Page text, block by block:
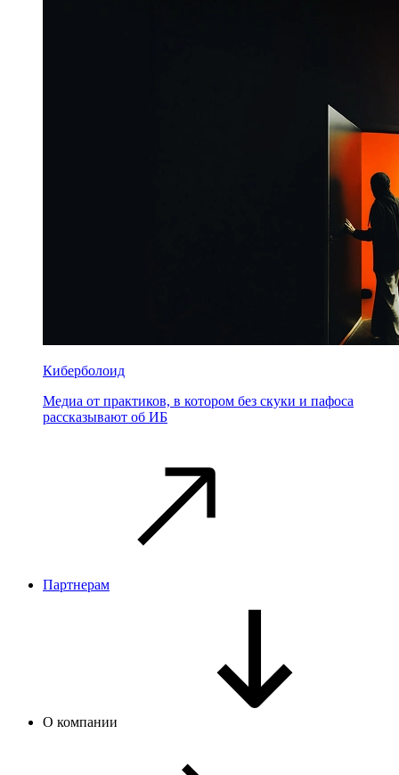
Киберболоид
Медиа от практиков, в котором без скуки и пафоса
рассказывают об ИБ
Партнерам
О компании